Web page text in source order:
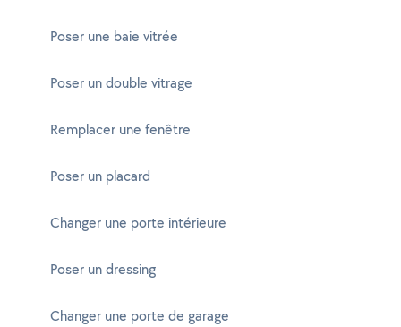
Poser une baie vitrée
Poser un double vitrage
Remplacer une fenêtre
Poser un placard
Changer une porte intérieure
Poser un dressing
Changer une porte de garage